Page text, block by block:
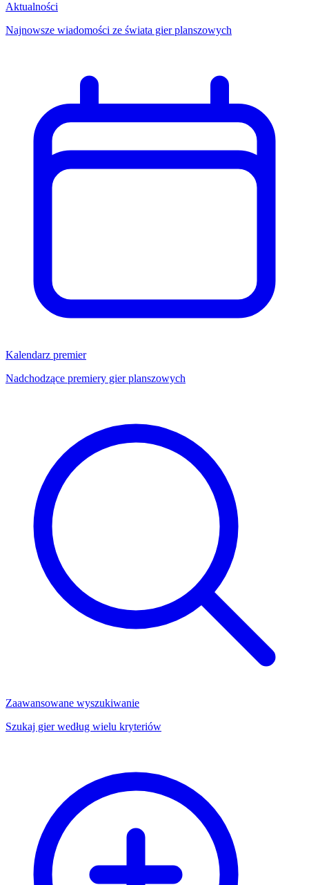
Aktualności
Najnowsze wiadomości ze świata gier planszowych
Kalendarz premier
Nadchodzące premiery gier planszowych
Zaawansowane wyszukiwanie
Szukaj gier według wielu kryteriów